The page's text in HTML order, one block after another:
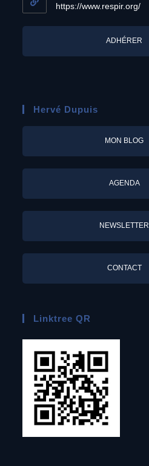
https://www.respir.org/
ADHÉRER
Hervé Dupuis
MON BLOG
AGENDA
NEWSLETTER
CONTACT
Linktree QR